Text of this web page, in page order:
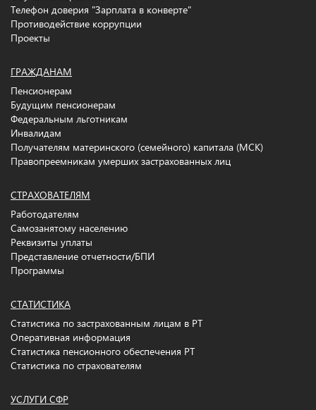
Телефон доверия "Зарплата в конверте"
Противодействие коррупции
Проекты
ГРАЖДАНАМ
Пенсионерам
Будущим пенсионерам
Федеральным льготникам
Инвалидам
Получателям материнского (семейного) капитала (МСК)
Правопреемникам умерших застрахованных лиц
СТРАХОВАТЕЛЯМ
Работодателям
Самозанятому населению
Реквизиты уплаты
Представление отчетности/БПИ
Программы
СТАТИСТИКА
Статистика по застрахованным лицам в РТ
Оперативная информация
Статистика пенсионного обеспечения РТ
Статистика по страхователям
УСЛУГИ СФР